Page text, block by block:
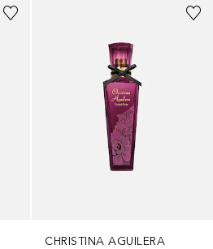
CHRISTINA AGUILERA